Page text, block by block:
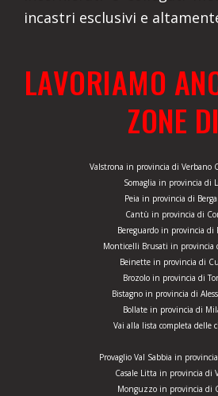
incastri esclusivi e
LAVORIAMO
ZONE
Valstrona in provincia di Verbano
Somaglia in provincia di
Peia in provincia di
Cantù in provincia di
Bereguardo in provincia di
Monticelli Brusati in provincia
Beinette in provincia di
Brozolo in provincia di
Bistagno in provincia di
Bollate in provincia di
Vai alla lista completa delle
Provaglio Val Sabbia in
Casale Litta in provincia di
Monguzzo in provincia di